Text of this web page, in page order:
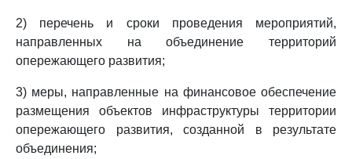
2) перечень и сроки проведения мероприятий,
направленных на объединение территорий
опережающего развития;
3) меры, направленные на финансовое обеспечение
размещения объектов инфраструктуры территории
опережающего развития, созданной в результате
объединения;